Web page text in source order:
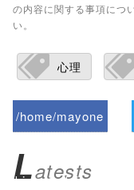
の内容に関する事項につ
い。
心理
/home/mayone
biz.jp/public_ht
Latests